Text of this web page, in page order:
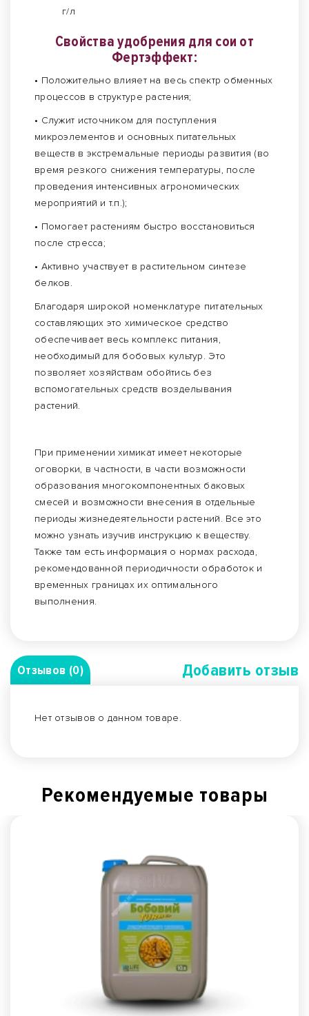
г/л
Свойства удобрения для сои от
Фертэффект:
• Положительно влияет на весь спектр обменных
процессов в структуре растения;
• Служит источником для поступления
микроэлементов и основных питательных
веществ в экстремальные периоды развития (во
время резкого снижения температуры, после
проведения интенсивных агрономических
мероприятий и т.п.);
• Помогает растениям быстро восстановиться
после стресса;
• Активно участвует в растительном синтезе
белков.
Благодаря широкой номенклатуре питательных
составляющих это химическое средство
обеспечивает весь комплекс питания,
необходимый для бобовых культур. Это
позволяет хозяйствам обойтись без
вспомогательных средств возделывания
растений.
При применении химикат имеет некоторые
оговорки, в частности, в части возможности
образования многокомпонентных баковых
смесей и возможности внесения в отдельные
периоды жизнедеятельности растений. Все это
можно узнать изучив инструкцию к веществу.
Также там есть информация о нормах расхода,
рекомендованной периодичности обработок и
временных границах их оптимального
выполнения.
Отзывов (0) Добавить отзыв
Нет отзывов о данном товаре.
Рекомендуемые товары